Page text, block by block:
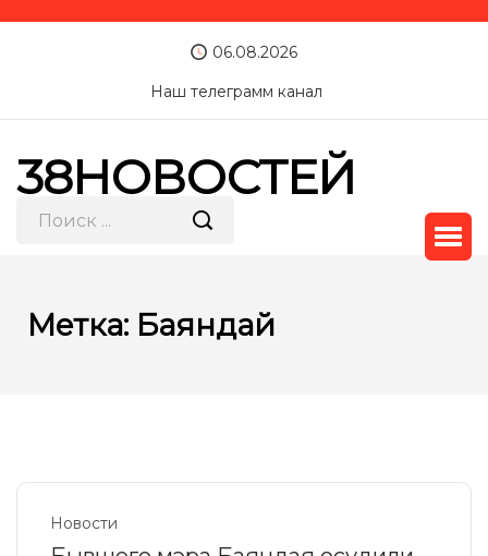
06.08.2026
Наш телеграмм канал
38НОВОСТЕЙ
Метка: Баяндай
Новости